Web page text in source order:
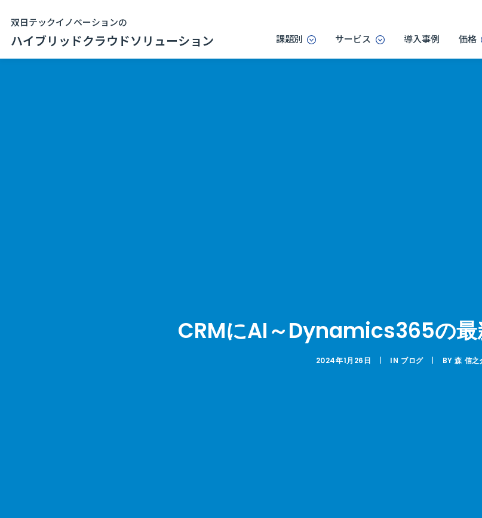
双日テックイノベーションの
ハイブリッドクラウドソリューション 課題別 サービス 導入事例 価格
CRMにAI～Dynamics365の最
2024年1月26日 | IN ブログ | BY森 信之